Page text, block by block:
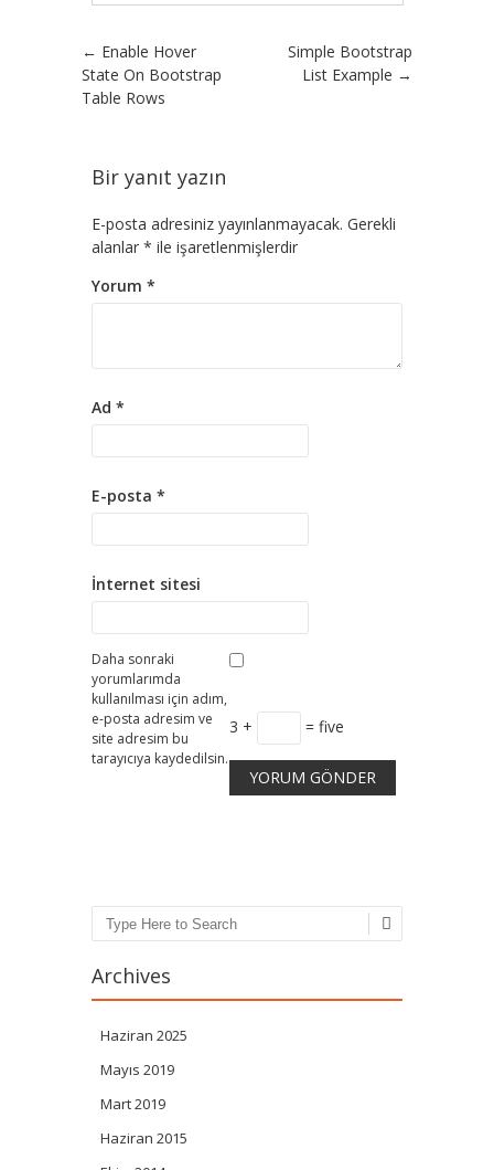
Post navigation
← Enable Hover
State On Bootstrap
Table Rows
Simple Bootstrap
List Example →
Bir yanıt yazın
E-posta adresiniz yayınlanmayacak. Gerekli
alanlar * ile işaretlenmişlerdir
Yorum *
Ad *
E-posta *
İnternet sitesi
Daha sonraki
yorumlarımda
kullanılması için adım,
e-posta adresim ve
site adresim bu
tarayıcıya kaydedilsin.
3 + = five
Search
Archives
Haziran 2025
Mayıs 2019
Mart 2019
Haziran 2015